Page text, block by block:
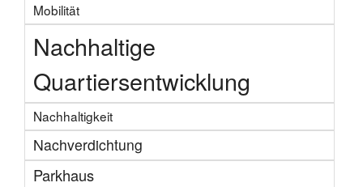
Mobilität
Nachhaltige
Quartiersentwicklung
Nachhaltigkeit
Nachverdichtung
Parkhaus